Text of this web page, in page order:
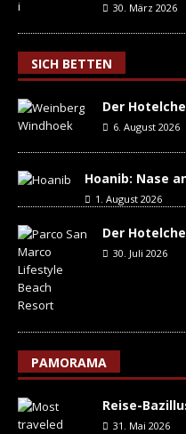
30. März 2026
SICH BETTEN
Der
6. August 2026
Hoanib: Nase
1. August 2026
Der
30. Juli 2026
PAMORAMA
Reise-
31. Mai 2026